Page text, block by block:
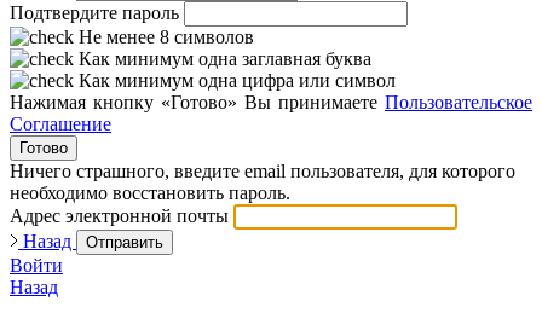
Подтвердите пароль
Не менее 8 символов
Как минимум одна заглавная буква
Как минимум одна цифра или символ
Нажимая кнопку «Готово» Вы принимаете Пользовательское
Соглашение
Готово
Ничего страшного, введите email пользователя, для которого
необходимо восстановить пароль.
Адрес электронной почты
Назад
Отправить
Войти
Назад